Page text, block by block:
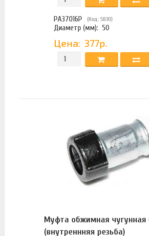
PA37016P (Код: 5830)
Диаметр (мм): 50
Цена: 377р.
Муфта обжимная чугунная
(внутреннняя резьба)